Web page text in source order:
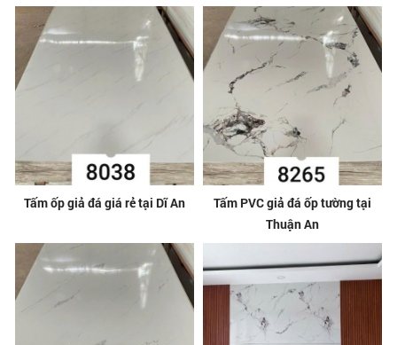
Tấm ốp giả đá giá rẻ tại Dĩ An
Tấm PVC giả đá ốp tường tại
Thuận An